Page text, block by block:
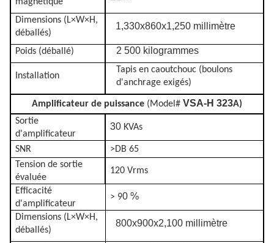
Dimensions (L×W×H,
déballés)
1,330x860x1,250 millimètre
Poids (déballé) 2 500 kilogrammes
Installation
Tapis en caoutchouc (boulons
d'anchrage exigés)
Amplificateur de puissance (Model# VSA-H 323A)
Sortie
d'amplificateur
30 KVAs
SNR
>DB 65
Tension de sortie
évaluée
120 Vrms
Efficacité
d'amplificateur
> 90 %
Dimensions (L×W×H,
déballés)
800x900x2,100 millimètre